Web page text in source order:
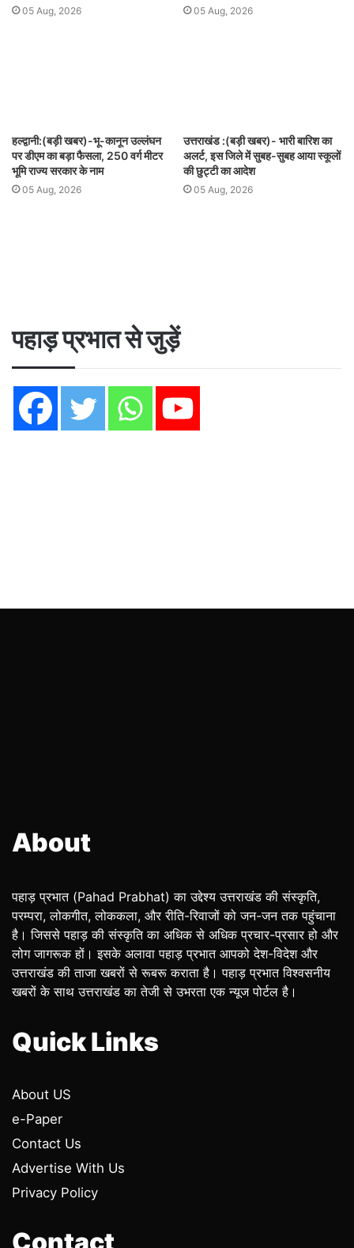
05 Aug, 2026 05 Aug, 2026
हल्द्वानी:(बड़ी खबर)-भू-कानून उल्लंघन
पर डीएम का बड़ा फैसला, 250 वर्ग मीटर
भूमि राज्य सरकार के नाम
05 Aug, 2026
उत्तराखंड :(बड़ी खबर)- भारी बारिश का
अलर्ट, इस जिले में सुबह-सुबह आया स्कूलों
की छुट्टी का आदेश
05 Aug, 2026
पहाड़ प्रभात से जुड़ें
About
पहाड़ प्रभात (Pahad Prabhat) का उद्देश्य उत्तराखंड की संस्कृति,
परम्परा, लोकगीत, लोककला, और रीति-रिवाजों को जन-जन तक पहुंचाना
है। जिससे पहाड़ की संस्कृति का अधिक से अधिक प्रचार-प्रसार हो और
लोग जागरूक हों। इसके अलावा पहाड़ प्रभात आपको देश-विदेश और
उत्तराखंड की ताजा खबरों से रूबरू कराता है। पहाड़ प्रभात विश्वसनीय
खबरों के साथ उत्तराखंड का तेजी से उभरता एक न्यूज पोर्टल है।
Quick Links
About US
e-Paper
Contact Us
Advertise With Us
Privacy Policy